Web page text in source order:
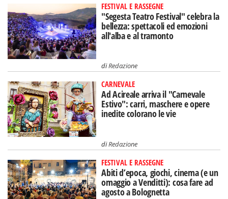
FESTIVAL E RASSEGNE
"Segesta Teatro Festival" celebra la
bellezza: spettacoli ed emozioni
all'alba e al tramonto
diRedazione
CARNEVALE
Ad Acireale arriva il "Carnevale
Estivo": carri, maschere e opere
inedite colorano le vie
diRedazione
FESTIVAL E RASSEGNE
Abiti d’epoca, giochi, cinema (e un
omaggio a Venditti): cosa fare ad
agosto a Bolognetta